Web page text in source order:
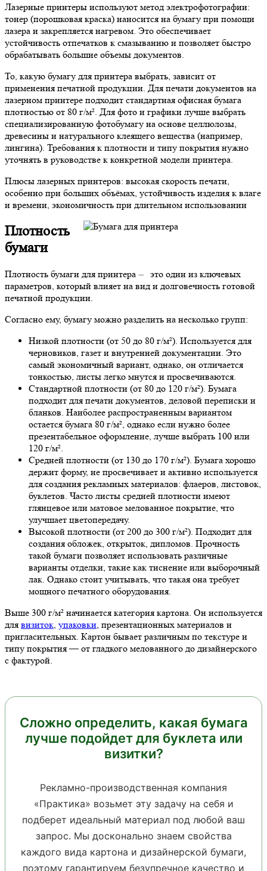
Лазерные принтеры используют метод электрофотографии:
тонер (порошковая краска) наносится на бумагу при помощи
лазера и закрепляется нагревом. Это обеспечивает
устойчивость отпечатков к смазыванию и позволяет быстро
обрабатывать большие объемы документов.
То, какую бумагу для принтера выбрать, зависит от
применения печатной продукции. Для печати документов на
лазерном принтере подходит стандартная офисная бумага
плотностью от 80 г/м². Для фото и графики лучше выбрать
специализированную фотобумагу на основе целлюлозы,
древесины и натурального клеящего вещества (например,
лингина). Требования к плотности и типу покрытия нужно
уточнять в руководстве к конкретной модели принтера.
Плюсы лазерных принтеров: высокая скорость печати,
особенно при больших объёмах, устойчивость изделия к влаге
и времени, экономичность при длительном использовании
Плотность
бумаги
Плотность бумаги для принтера – это один из ключевых
параметров, который влияет на вид и долговечность готовой
печатной продукции.
Согласно ему, бумагу можно разделить на несколько групп:
Низкой плотности (от 50 до 80 г/м²). Используется для
черновиков, газет и внутренней документации. Это
самый экономичный вариант, однако, он отличается
тонкостью, листы легко мнутся и просвечиваются.
Стандартной плотности (от 80 до 120 г/м²). Бумага
подходит для печати документов, деловой переписки и
бланков. Наиболее распространенным вариантом
остается бумага 80 г/м², однако если нужно более
презентабельное оформление, лучше выбрать 100 или
120 г/м².
Средней плотности (от 130 до 170 г/м²). Бумага хорошо
держит форму, не просвечивает и активно используется
для создания рекламных материалов: флаеров, листовок,
буклетов. Часто листы средней плотности имеют
глянцевое или матовое мелованное покрытие, что
улучшает цветопередачу.
Высокой плотности (от 200 до 300 г/м²). Подходит для
создания обложек, открыток, дипломов. Прочность
такой бумаги позволяет использовать различные
варианты отделки, такие как тиснение или выборочный
лак. Однако стоит учитывать, что такая она требует
мощного печатного оборудования.
Выше 300 г/м² начинается категория картона. Он используется
для визиток упаковки , презентационных материалов и
пригласительных. Картон бывает различным по текстуре и
типу покрытия — от гладкого мелованного до дизайнерского
с фактурой.
Сложно определить, какая бумага
лучше подойдет для буклета или
визитки?
Рекламно-производственная компания
«Практика» возьмет эту задачу на себя и
подберет идеальный материал под любой ваш
запрос. Мы досконально знаем свойства
каждого вида картона и дизайнерской бумаги,
поэтому гарантируем безупречное качество и